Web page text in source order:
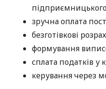
зручна оплата
безготівкові
формування
сплата податків у
керування через